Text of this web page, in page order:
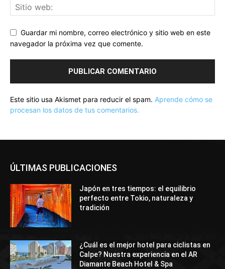
Guardar mi nombre, correo electrónico y sitio web en este
navegador la próxima vez que comente.
Este sitio usa Akismet para reducir el spam. Aprende cómo se
procesan los datos de tus comentarios.
ÚLTIMAS PUBLICACIONES
Japón en tres tiempos: el equilibrio
perfecto entre Tokio, naturaleza y
tradición
¿Cuál es el mejor hotel para ciclistas en
Calpe? Nuestra experiencia en el AR
Diamante Beach Hotel & Spa